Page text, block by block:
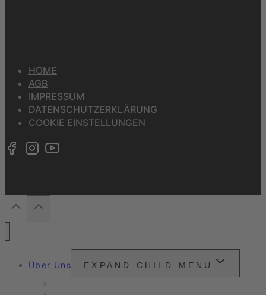
HOME
AGB
IMPRESSUM
DATENSCHUTZERKLÄRUNG
COOKIE EINSTELLUNGEN
Über Uns EXPAND CHILD MENU